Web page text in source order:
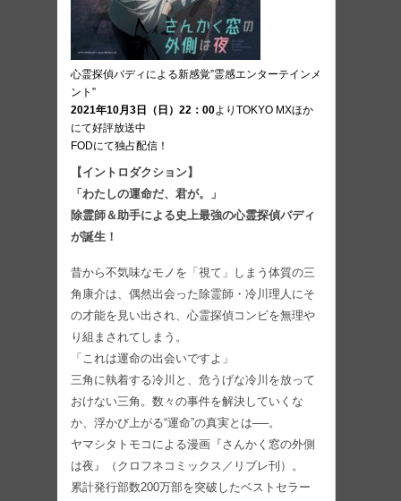
心霊探偵バディによる新感覚”霊感エンターテインメ
ント”
2021年10月3日（日）22：00よりTOKYO MXほか
にて好評放送中
FODにて独占配信！
【イントロダクション】
「わたしの運命だ、君が。」
除霊師＆助手による史上最強の心霊探偵バディ
が誕生！
昔から不気味なモノを「視て」しまう体質の三
角康介は、偶然出会った除霊師・冷川理人にそ
の才能を見い出され、心霊探偵コンビを無理や
り組まされてしまう。
「これは運命の出会いですよ」
三角に執着する冷川と、危うげな冷川を放って
おけない三角。数々の事件を解決していくな
か、浮かび上がる“運命”の真実とは──。
ヤマシタトモコによる漫画『さんかく窓の外側
は夜』（クロフネコミックス／リブレ刊）。
累計発行部数200万部を突破したベストセラー